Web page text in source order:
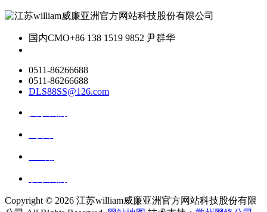
国内CMO+86 138 1519 9852 尹群华
0511-86266688
0511-86266688
DLS88SS@126.com
Copyright © 2026 江苏william威廉亚洲官方网站科技股份有限